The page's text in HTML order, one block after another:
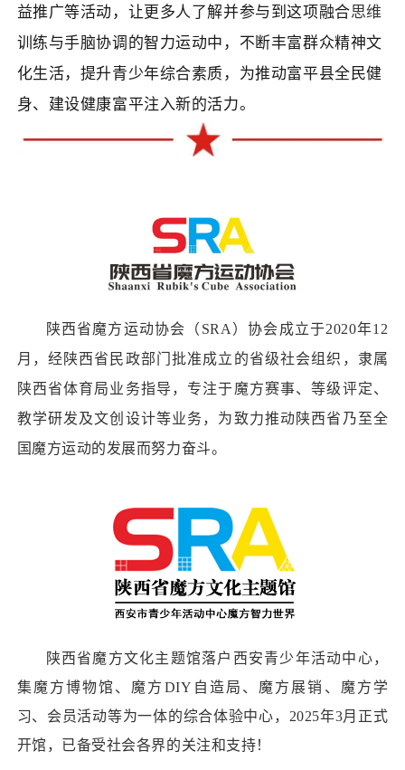
益推广等活动，让更多人了解并参与到这项融合思维
训练与手脑协调的智力运动中，不断丰富群众精神文
化生活，提升青少年综合素质，为推动富平县全民健
身、建设健康富平注入新的活力。
陕西省魔方运动协会（SRA）协会成立于2020年12
月，经陕西省民政部门批准成立的省级社会组织，隶属
陕西省体育局业务指导，专注于魔方赛事、等级评定、
教学研发及文创设计等业务，为致力推动陕西省乃至全
国魔方运动的发展而努力奋斗。
陕西省魔方文化主题馆落户西安青少年活动中心，
集魔方博物馆、魔方DIY自造局、魔方展销、魔方学
习、会员活动等为一体的综合体验中心，2025年3月正式
开馆，已备受社会各界的关注和支持！